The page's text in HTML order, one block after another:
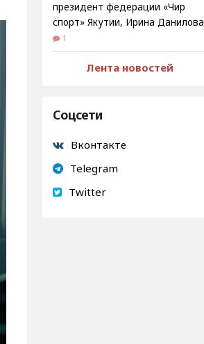
президент федерации «Чир
спорт» Якутии, Ирина Данилова
1
Лента новостей
Соцсети
Вконтакте
Telegram
Twitter